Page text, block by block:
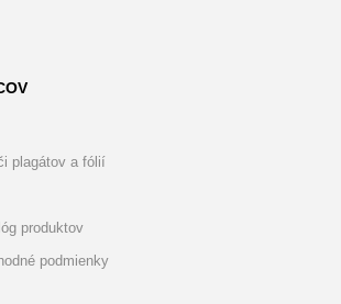
plagátov a fólií
produktov
podmienky